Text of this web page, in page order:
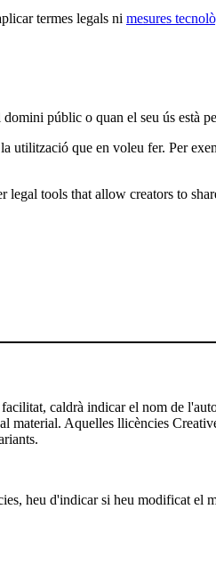
termes legals ni mesures
públic o quan el seu ús està
utilització que en voleu fer. Per
tools that allow creators to
caldrà indicar el nom de
Aquelles llicències
heu d'indicar si heu modificat el